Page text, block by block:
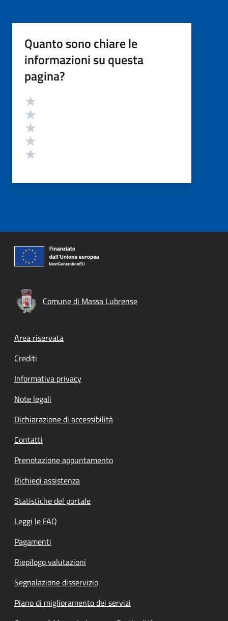
Quanto sono chiare le
informazioni su questa
pagina?
Valutazione
Comune di Massa Lubrense
Footer menu
Area riservata
Crediti
Informativa privacy
Note legali
Dichiarazione di accessibilità
Contatti
Prenotazione appuntamento
Richiedi assistenza
Statistiche del portale
Leggi le FAQ
Pagamenti
Riepilogo valutazioni
Segnalazione disservizio
Piano di miglioramento dei servizi